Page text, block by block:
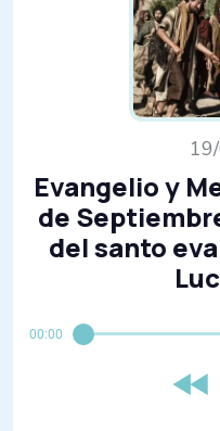
Evangelio y
de
del santo
00:00